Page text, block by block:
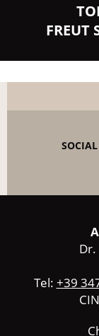
FREUT
Tel: +39